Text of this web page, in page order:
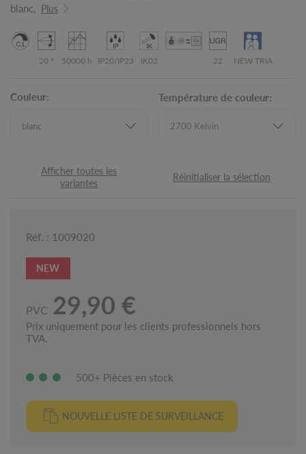
blanc,
Plus
20 ° 50000 h IP20/IP23 IK02 22 NEW TRIA
Couleur: Température de couleur:
Afficher toutes les
variantes
Réinitialiser la sélection
Réf. : 1009020
NEW
PVC 29,90 €
Prix uniquement pour les clients professionnels hors
TVA.
500+ Pièces en stock
NOUVELLE LISTE DE SURVEILLANCE